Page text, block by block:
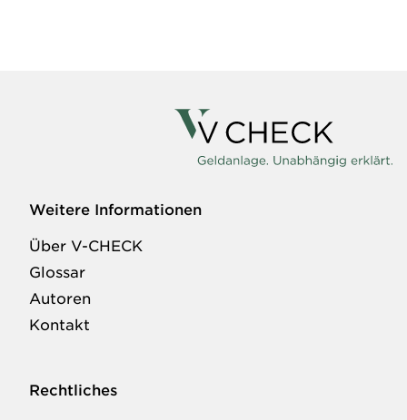
Weitere Informationen
Über V-CHECK
Glossar
Autoren
Kontakt
Rechtliches